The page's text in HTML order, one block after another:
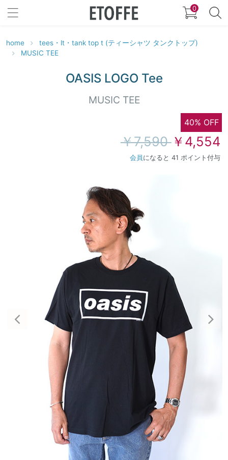
0
home
tees・lt・tank top t (ティーシャツ タンクトップ)
MUSIC TEE
OASIS LOGO Tee
MUSIC TEE
40% OFF
￥7,590￥4,554
会員 になると 41 ポイント付与
Previous Next